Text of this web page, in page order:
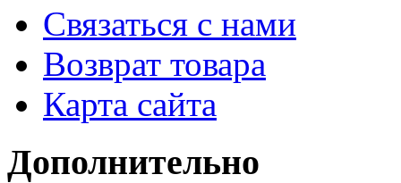
Связаться с нами
Возврат товара
Карта сайта
Дополнительно